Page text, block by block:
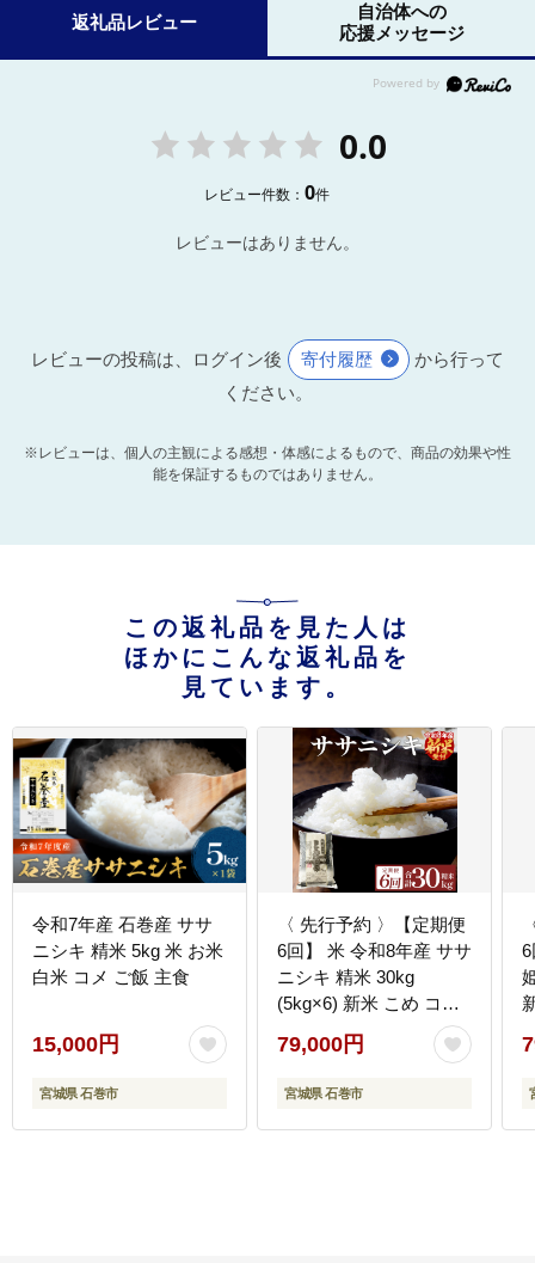
返礼品レビュー
自治体への
応援メッセージ
0.0
レビュー件数：0件
レビューはありません。
レビューの投稿は、ログイン後 寄付履歴
から行って
ください。
※レビューは、個人の主観による感想・体感によるもので、商品の効果や性
能を保証するものではありません。
この返礼品を見た人は
ほかにこんな返礼品を
見ています。
令和7年産 石巻産 ササ
ニシキ 精米 5kg 米 お米
白米 コメ ご飯 主食
15,000円
宮城県 石巻市
〈 先行予約 〉【定期便
6回】 米 令和8年産 ササ
ニシキ 精米 30kg
(5kg×6) 新米 こめ コメ
お米 ご飯 白米 ささにし
き 定期便 6回
79,000円
宮城県 石巻市